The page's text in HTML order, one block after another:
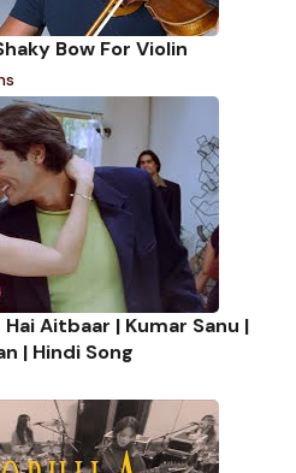
Bow For Violin
Aitbaar | Kumar Sanu |
| Hindi Song